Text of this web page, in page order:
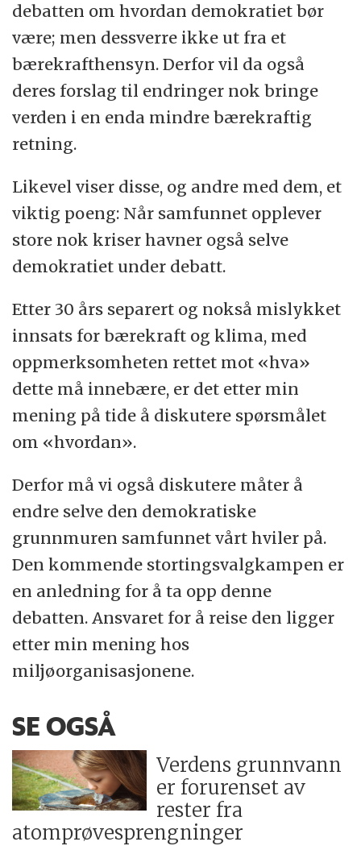
debatten om hvordan demokratiet bør
være; men dessverre ikke ut fra et
bærekrafthensyn. Derfor vil da også
deres forslag til endringer nok bringe
verden i en enda mindre bærekraftig
retning.
Likevel viser disse, og andre med dem, et
viktig poeng: Når samfunnet opplever
store nok kriser havner også selve
demokratiet under debatt.
Etter 30 års separert og nokså mislykket
innsats for bærekraft og klima, med
oppmerksomheten rettet mot «hva»
dette må innebære, er det etter min
mening på tide å diskutere spørsmålet
om «hvordan».
Derfor må vi også diskutere måter å
endre selve den demokratiske
grunnmuren samfunnet vårt hviler på.
Den kommende stortingsvalgkampen er
en anledning for å ta opp denne
debatten. Ansvaret for å reise den ligger
etter min mening hos
miljøorganisasjonene.
SE OGSÅ
Verdens grunnvann
er forurenset av
rester fra
atomprøvesprengninger